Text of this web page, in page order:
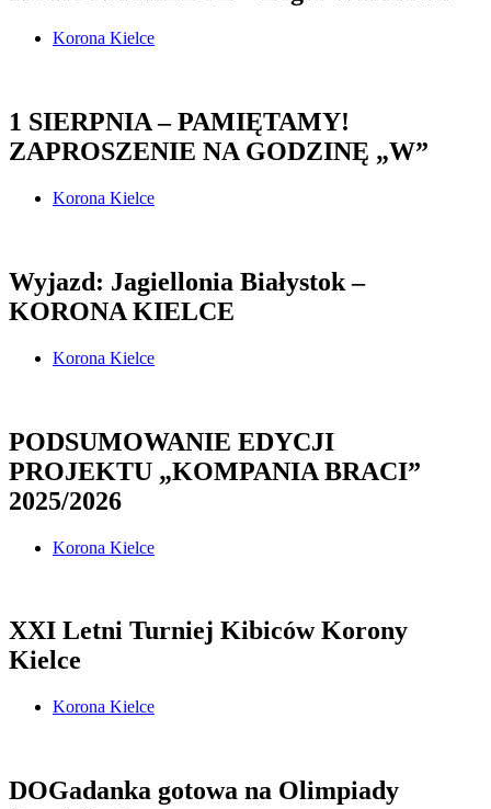
Korona Kielce
1 SIERPNIA – PAMIĘTAMY!
ZAPROSZENIE NA GODZINĘ „W”
Korona Kielce
Wyjazd: Jagiellonia Białystok –
KORONA KIELCE
Korona Kielce
PODSUMOWANIE EDYCJI
PROJEKTU „KOMPANIA BRACI”
2025/2026
Korona Kielce
XXI Letni Turniej Kibiców Korony
Kielce
Korona Kielce
DOGadanka gotowa na Olimpiady